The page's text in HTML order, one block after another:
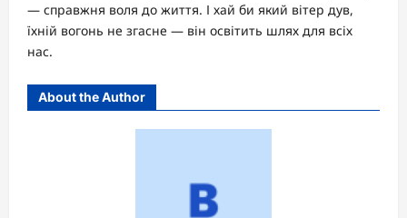
— справжня воля до життя. І хай би який вітер дув,
їхній вогонь не згасне — він освітить шлях для всіх
нас.
About the Author